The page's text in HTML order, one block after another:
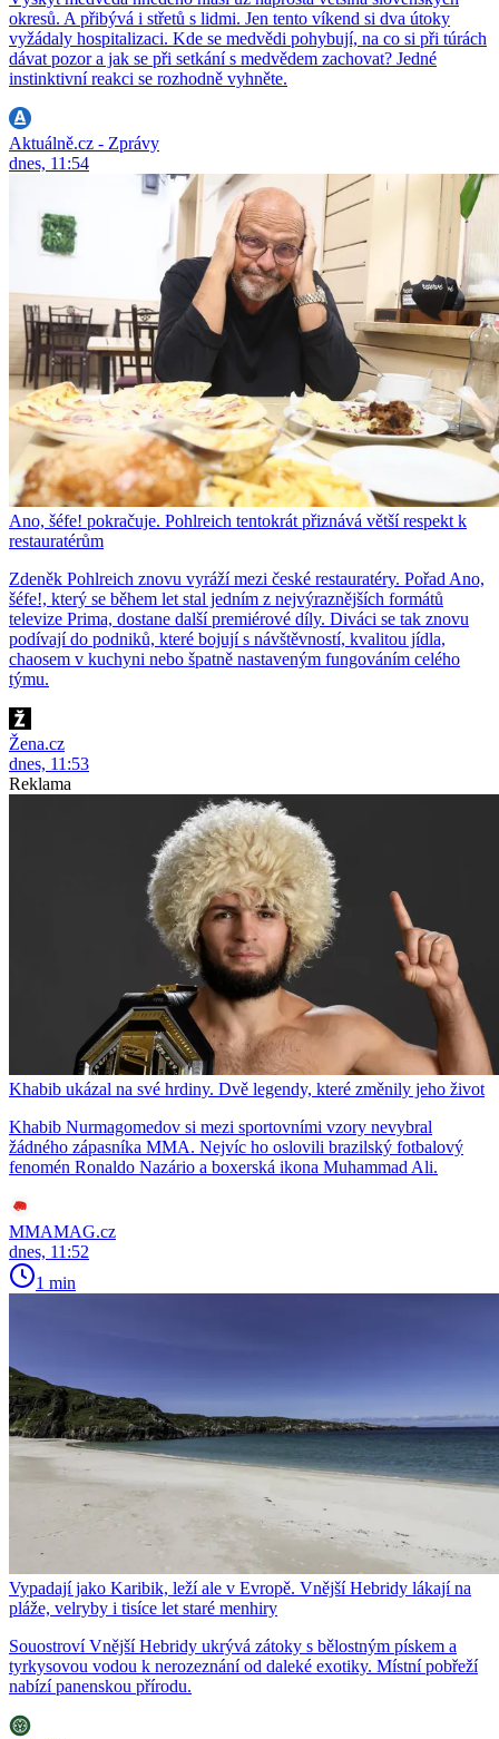
okresů. A přibývá i střetů s lidmi. Jen tento víkend si dva útoky
vyžádaly hospitalizaci. Kde se medvědi pohybují, na co si při túrách
dávat pozor a jak se při setkání s medvědem zachovat? Jedné
instinktivní reakci se rozhodně vyhněte.
Aktuálně.cz - Zprávy
dnes, 11:54
Ano, šéfe! pokračuje. Pohlreich tentokrát přiznává větší respekt k
restauratérům
Zdeněk Pohlreich znovu vyráží mezi české restauratéry. Pořad Ano,
šéfe!, který se během let stal jedním z nejvýraznějších formátů
televize Prima, dostane další premiérové díly. Diváci se tak znovu
podívají do podniků, které bojují s návštěvností, kvalitou jídla,
chaosem v kuchyni nebo špatně nastaveným fungováním celého
týmu.
Žena.cz
dnes, 11:53
Reklama
Khabib ukázal na své hrdiny. Dvě legendy, které změnily jeho život
Khabib Nurmagomedov si mezi sportovními vzory nevybral
žádného zápasníka MMA. Nejvíc ho oslovili brazilský fotbalový
fenomén Ronaldo Nazário a boxerská ikona Muhammad Ali.
MMAMAG.cz
dnes, 11:52
1 min
Vypadají jako Karibik, leží ale v Evropě. Vnější Hebridy lákají na
pláže, velryby i tisíce let staré menhiry
Souostroví Vnější Hebridy ukrývá zátoky s bělostným pískem a
tyrkysovou vodou k nerozeznání od daleké exotiky. Místní pobřeží
nabízí panenskou přírodu.